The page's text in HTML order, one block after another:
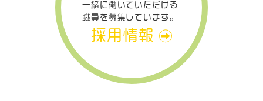
一緒に働いていただける
職員を募集しています。
採用情報